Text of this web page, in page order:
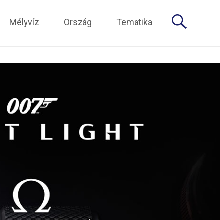
Mélyvíz Ország Tematika